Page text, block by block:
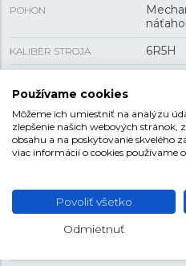
POHON
KALIBER STROJA 6R5H
HMOTNOSŤ 87 g
VEĽKOSŤ
Používame cookies
Môžeme ich umiestniť na analýzu
zlepšenie našich webových stránok,
obsahu a na poskytovanie skvelého
viac informácií o cookies používame
Povoliť všetko
Odmietnuť